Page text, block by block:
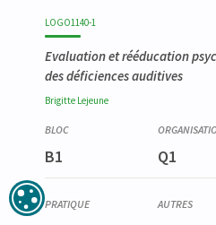
LOGO1140-1
Evaluation et rééducation
des déficiences auditives
Brigitte Lejeune
B1 Q1